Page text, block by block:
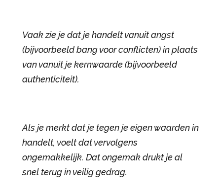
Vaak zie je dat je handelt vanuit angst
(bijvoorbeeld bang voor conflicten) in plaats
van vanuit je kernwaarde (bijvoorbeeld
authenticiteit).
Als je merkt dat je tegen je eigen waarden in
handelt, voelt dat vervolgens
ongemakkelijk. Dat ongemak drukt je al
snel terug in veilig gedrag.